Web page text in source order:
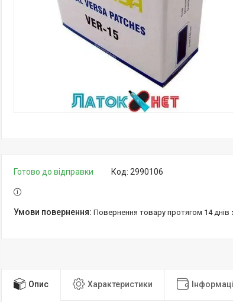
Готово до відправки Код: 2990106
повернення товару протягом 14 днів
Опис Характеристики